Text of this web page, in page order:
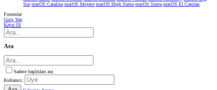
Sur macOS Catalina macOS Mojave macOS High Sierra macOS Sierra macOS El Capitan
Forumlar
Giriş Yap
Kayıt Ol
Ara
Sadece başlıkları ara
Kullanıcı: